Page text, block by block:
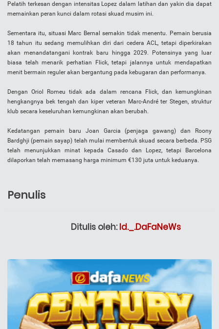
Pelatih terkesan dengan intensitas Lopez dalam latihan dan yakin dia dapat
memainkan peran kunci dalam rotasi skuad musim ini.
Sementara itu, situasi Marc Bernal semakin tidak menentu. Pemain berusia
18 tahun itu sedang memulihkan diri dari cedera ACL, tetapi diperkirakan
akan menandatangani kontrak baru hingga 2029. Potensinya yang luar
biasa telah menarik perhatian Flick, tetapi jalannya untuk mendapatkan
menit bermain reguler akan bergantung pada kebugaran dan performanya.
Dengan Oriol Romeu tidak ada dalam rencana Flick, dan kemungkinan
hengkangnya bek tengah dan kiper veteran Marc-André ter Stegen, struktur
klub secara keseluruhan kemungkinan akan berubah.
Kedatangan pemain baru Joan Garcia (penjaga gawang) dan Roony
Bardghji (pemain sayap) telah mulai membentuk skuad secara berbeda. PSG
telah menunjukkan minat kepada Casado dan Lopez, tetapi Barcelona
dilaporkan telah memasang harga minimum €130 juta untuk keduanya.
Penulis
Ditulis oleh:Id._.DaFaNeWs